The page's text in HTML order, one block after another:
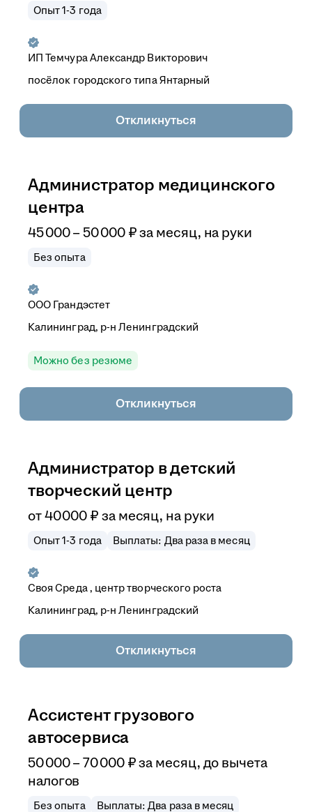
Опыт 1-3 года
ИПТемчура Александр Викторович
посёлок городского типа Янтарный
Откликнуться
Администратор медицинского
центра
45 000–50 000 ₽ за месяц, на руки
Без опыта
ООО Грандэстет
Калининград, р-н Ленинградский
Можно без резюме
Откликнуться
Администратор в детский
творческий центр
от40 000 ₽ за месяц, на руки
Опыт 1-3 года Выплаты: Два раза в месяц
Своя Среда , центр творческого роста
Калининград, р-н Ленинградский
Откликнуться
Ассистент грузового
автосервиса
50 000–70 000 ₽ за месяц, до вычета
налогов
Без опыта Выплаты: Два раза в месяц